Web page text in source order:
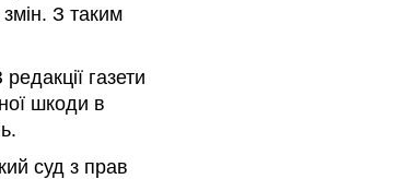
З таким
газети
шкоди в
суд з прав